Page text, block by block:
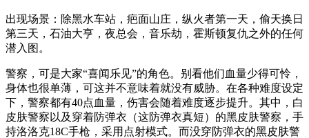
出现场景：除黑水车站，疤面山庄，纵火者第一天，偷天换日
第三天，石油大亨，夜总会，音乐劫，霍斯顿复仇之外的任何
潜入图。
警察，可是大家“喜闻乐见”的角色。别看他们血量少得可怜，
身体也很单薄，可这并不意味着就没有威胁。在各种难度设定
下，警察都有40点血量，伤害会随着难度逐步提升。其中，白
皮肤警察以及穿着防弹衣（这防弹衣真短）的黑皮肤警察，手
持洛洛克18C手枪，采用点射模式。而没穿防弹衣的黑皮肤警